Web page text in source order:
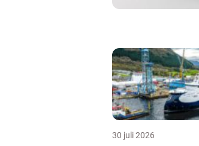
30 juli 2026